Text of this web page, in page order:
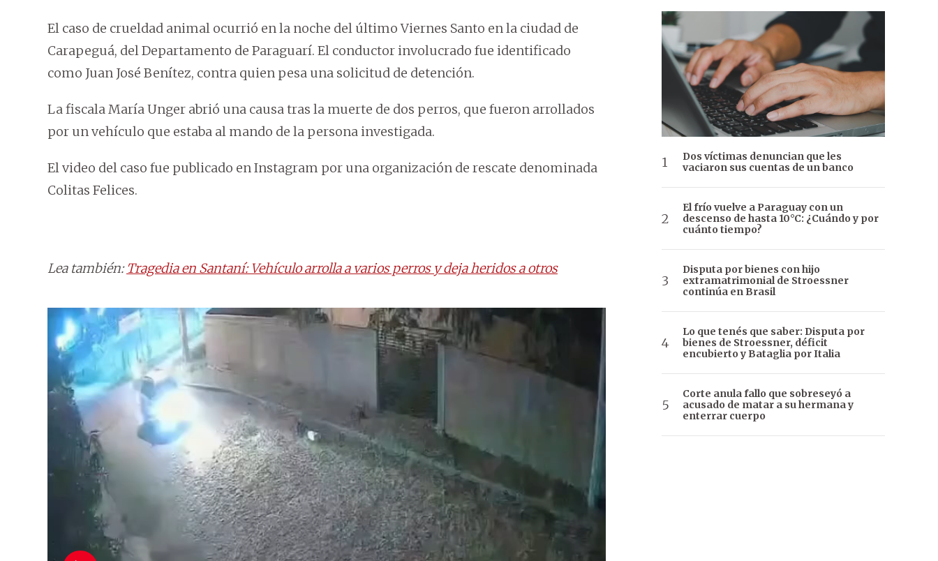
El caso de crueldad animal ocurrió en la noche del último Viernes Santo en la ciudad de
Carapeguá, del Departamento de Paraguarí. El conductor involucrado fue identificado
como Juan José Benítez, contra quien pesa una solicitud de detención.
La fiscala María Unger abrió una causa tras la muerte de dos perros, que fueron arrollados
por un vehículo que estaba al mando de la persona investigada.
El video del caso fue publicado en Instagram por una organización de rescate denominada
Colitas Felices.
Lea también:Tragedia en Santaní: Vehículo arrolla a varios perros y deja heridos a otros
Dos víctimas denuncian que les
vaciaron sus cuentas de un banco
El frío vuelve a Paraguay con un
descenso de hasta 10°C: ¿Cuándo y por
cuánto tiempo?
Disputa por bienes con hijo
extramatrimonial de Stroessner
continúa en Brasil
Lo que tenés que saber: Disputa por
bienes de Stroessner, déficit
encubierto y Bataglia por Italia
Corte anula fallo que sobreseyó a
acusado de matar a su hermana y
enterrar cuerpo